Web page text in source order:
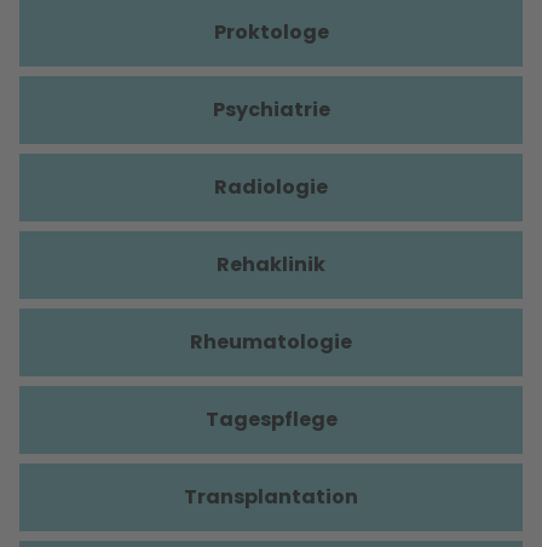
Proktologe
Psychiatrie
Radiologie
Rehaklinik
Rheumatologie
Tagespflege
Transplantation